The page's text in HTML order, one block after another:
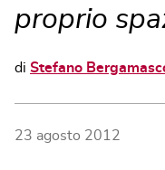
proprio
di Stefano
23 agosto 2012